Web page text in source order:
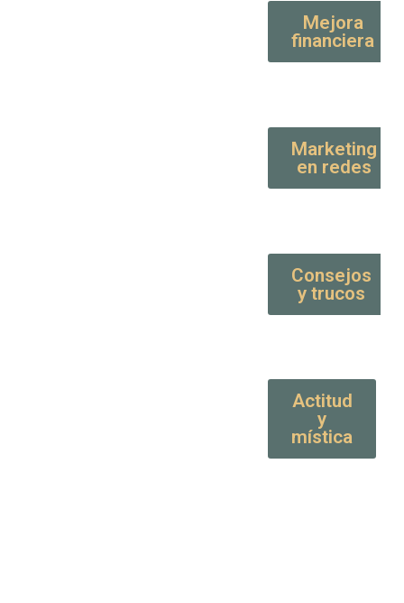
Mejora
financiera
Marketing
en redes
Consejos
y trucos
Actitud
y
mística